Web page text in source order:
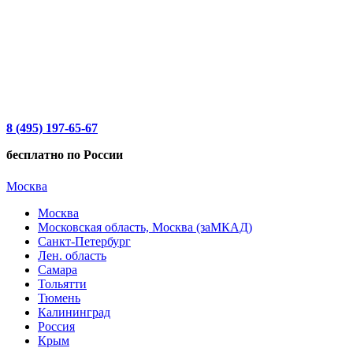
8 (495) 197-65-67
бесплатно по России
Москва
Москва
Московская область, Москва (заМКАД)
Санкт-Петербург
Лен. область
Самара
Тольятти
Тюмень
Калининград
Россия
Крым